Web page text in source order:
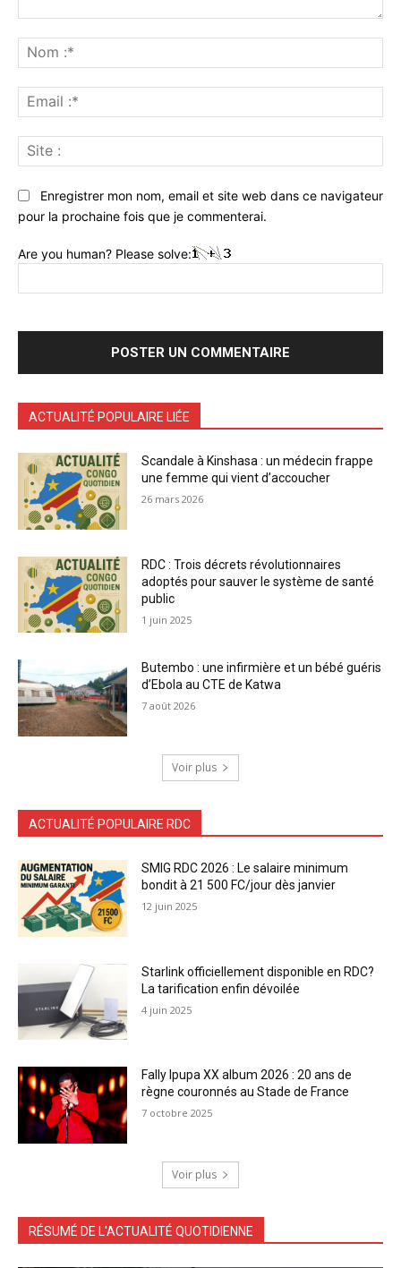
:*
:*
:
Enregistrer mon nom, email et site web dans ce navigateur
pour la prochaine fois que je commenterai.
Are you human? Please solve:
ACTUALITÉ POPULAIRE LIÉE
Scandale à Kinshasa : un médecin frappe
une femme qui vient d’accoucher
26 mars 2026
RDC : Trois décrets révolutionnaires
adoptés pour sauver le système de santé
public
1 juin 2025
Butembo : une infirmière et un bébé guéris
d’Ebola au CTE de Katwa
7 août 2026
Voir plus
ACTUALITÉ POPULAIRE RDC
SMIG RDC 2026 : Le salaire minimum
bondit à 21 500 FC/jour dès janvier
12 juin 2025
Starlink officiellement disponible en RDC?
La tarification enfin dévoilée
4 juin 2025
Fally Ipupa XX album 2026 : 20 ans de
règne couronnés au Stade de France
7 octobre 2025
Voir plus
RÉSUMÉ DE L'ACTUALITÉ QUOTIDIENNE